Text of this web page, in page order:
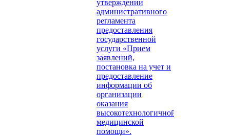
утверждении
административного
регламента
предоставления
государственной
услуги «Прием
заявлений,
постановка на учет и
предоставление
информации об
организации
оказания
высокотехнологичной
медицинской
помощи».